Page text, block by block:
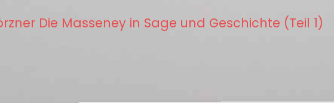
Die Masseney in Sage und Geschichte (Teil 1)